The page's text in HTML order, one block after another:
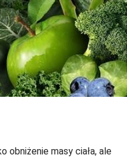
obniżenie masy ciała, ale